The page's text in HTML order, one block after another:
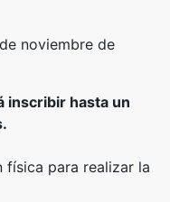
noviembre de
inscribir hasta un
física para realizar la